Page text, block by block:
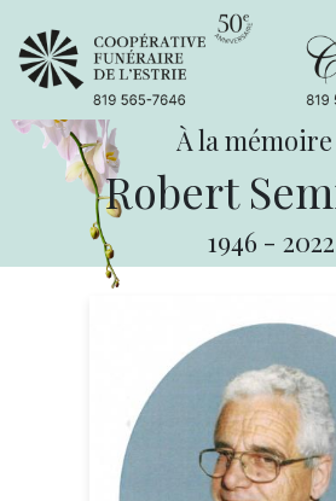
À la mémoire
Robert
1946 - 2022